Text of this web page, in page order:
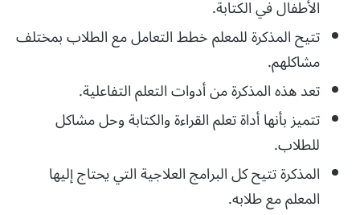
الأطفال في الكتابة.
تتيح المذكرة للمعلم خطط التعامل مع الطلاب بمختلف
مشاكلهم.
تعد هذه المذكرة من أدوات التعلم التفاعلية.
تتميز بأنها أداة تعلم القراءة والكتابة وحل مشاكل
للطلاب.
المذكرة تتيح كل البرامج العلاجية التي يحتاج إليها
المعلم مع طلابه.